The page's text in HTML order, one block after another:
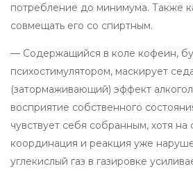
потребление до минимума. Также
совмещать его со спиртным.
— Содержащийся в коле кофеин,
психостимулятором, маскирует
(затормаживающий) эффект
восприятие собственного
чувствует себя собранным, хотя
координация и реакция уже
углекислый газ в газировке